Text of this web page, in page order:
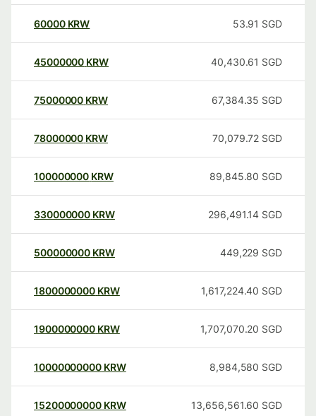
60000 KRW 53.91 SGD
45000000 KRW 40,430.61 SGD
75000000 KRW 67,384.35 SGD
78000000 KRW 70,079.72 SGD
100000000 KRW 89,845.80 SGD
330000000 KRW 296,491.14 SGD
500000000 KRW 449,229 SGD
1800000000 KRW 1,617,224.40 SGD
1900000000 KRW 1,707,070.20 SGD
10000000000 KRW 8,984,580 SGD
15200000000 KRW 13,656,561.60 SGD